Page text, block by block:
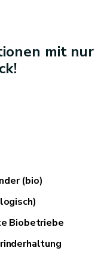
mit nur
(bio)
Biobetriebe